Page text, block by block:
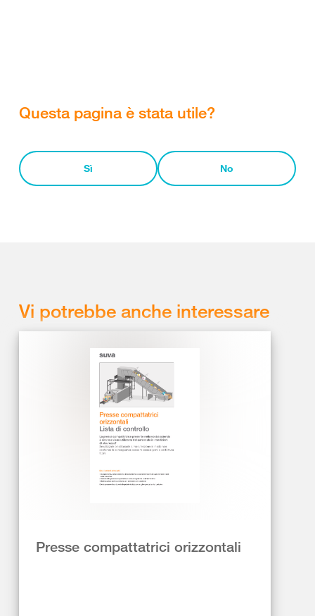
Questa pagina è stata utile?
Sì No
Vi potrebbe anche interessare
Presse compattatrici orizzontali